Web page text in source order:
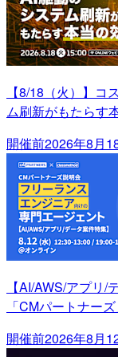
【8/18（火）】
ム刷新がもたらす
開催前2026年8月
【AI/AWS/アプリ
「CMパートナー
開催前2026年8月